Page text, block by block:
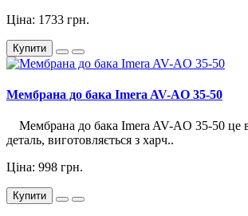
Ціна: 1733 грн.
Купити
Мембрана до бака Imera AV-AO 35-50
Мембрана до бака Imera AV-AO 35-50 це
деталь, виготовляється з харч..
Ціна: 998 грн.
Купити